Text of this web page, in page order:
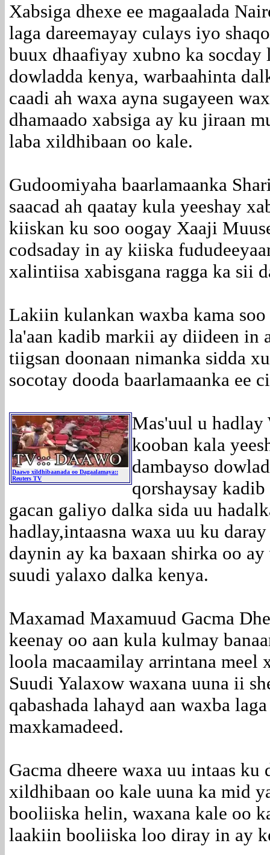
Xabsiga dhexe ee magaalada
laga dareemayay culays iyo
buux dhaafiyay xubno ka socday
dowladda kenya, warbaahinta
caadi ah waxa ayna sugayeen
dhamaado xabsiga ay ku jiraan
laba xildhibaan oo kale.
Gudoomiyaha baarlamaanka
saacad ah qaatay kula yeeshay
kiiskan ku soo oogay Xaaji
codsaday in ay kiiska
xalintiisa xabisgana ragga ka sii
Lakiin kulankan waxba kama
la'aan kadib markii ay diideen in
tiigsan doonaan nimanka sidda
socotay dooda baarlamaanka ee
Daawo xildhibaanada oo Dagaalamaya::
Reuters TV
Mas'uul u hadlay
kooban kala
dambayso
qorshaysay
gacan galiyo dalka sida uu
hadlay,intaasna waxa uu ku
daynin ay ka baxaan shirka oo
suudi yalaxo dalka kenya.
Maxamad Maxamuud Gacma
keenay oo aan kula kulmay
loola macaamilay arrintana meel
Suudi Yalaxow waxana uuna ii
qabashada lahayd aan waxba
maxkamadeed.
Gacma dheere waxa uu intaas
xildhibaan oo kale uuna ka mid
booliiska helin, waxana kale oo
laakiin booliiska loo diray in ay